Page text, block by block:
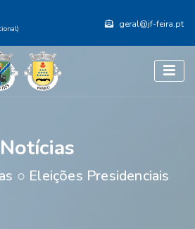
geral@jf-feira.pt
Notícias
○ Eleições Presidenciais